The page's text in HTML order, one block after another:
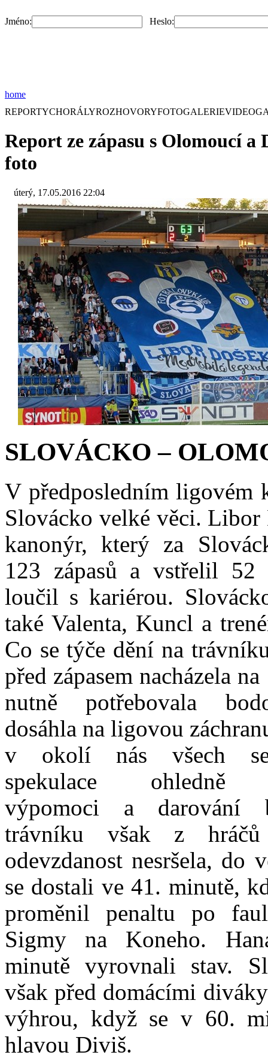
Jméno: Heslo:
home
REPORTYCHORÁLYROZHOVORYFOTOGALERIE
Report ze zápasu s Olomoucí a
foto
úterý, 17.05.2016 22:04
SLOVÁCKO –
V předposledním ligovém
Slovácko velké věci. Libor
kanonýr, který za
123 zápasů a vstřelil 52
loučil s kariérou.
také Valenta, Kuncl a
Co se týče dění na
před zápasem nacházela
nutně potřebovala
dosáhla na ligovou
v okolí nás všech
spekulace ohledně
výpomoci a darování
trávníku však z hráčů
odevzdanost nesršela, do
se dostali ve 41. minutě,
proměnil penaltu po
Sigmy na Koneho.
minutě vyrovnali stav.
však před domácími
výhrou, když se v 60.
hlavou Diviš.